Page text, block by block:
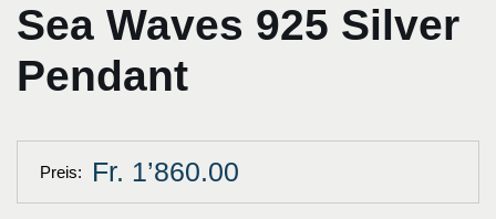
Sea Waves 925 Silver
Pendant
Preis: Fr. 1’860.00